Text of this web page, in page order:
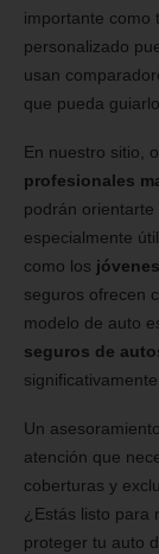
importante como
personalizado
usan
que pueda
En nuestro sitio,
profesionales
podrán
especialmente
como los
seguros ofrecen
modelo de auto
seguros de
significativamente.
Un
atención que
coberturas y
¿Estás listo para
proteger tu auto